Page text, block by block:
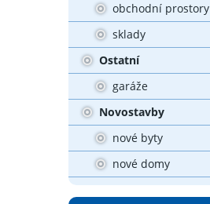
obchodní prostory
sklady
Ostatní
garáže
Novostavby
nové byty
nové domy